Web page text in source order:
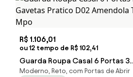
R$ 1.106,01
ou 12 tempo de R$ 102,41
Guarda Roupa Casal 6 Portas 3
Gavetas Pratico D02 Amendola
Moderno, Reto, com Portas de Abrir